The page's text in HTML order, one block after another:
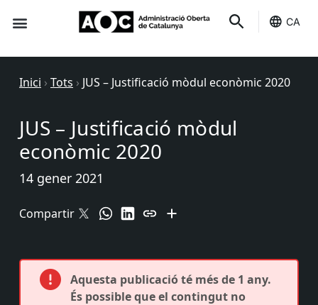
CA
Inici › Tots › JUS – Justificació mòdul econòmic 2020
JUS – Justificació mòdul
econòmic 2020
14 gener 2021
Compartir
Aquesta publicació té més de 1 any.
És possible que el contingut no